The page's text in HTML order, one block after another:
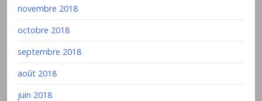
novembre 2018
octobre 2018
septembre 2018
août 2018
juin 2018